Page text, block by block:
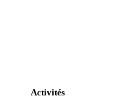
Activités